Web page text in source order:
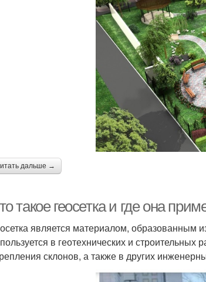
дальше →
такое геосетка и где она
является материалом, образованным
в геотехнических и
склонов, а также в других